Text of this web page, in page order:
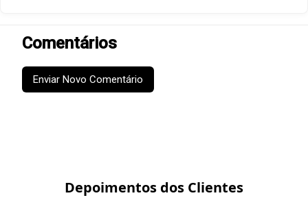
Comentários
Enviar Novo Comentário
Depoimentos dos Clientes